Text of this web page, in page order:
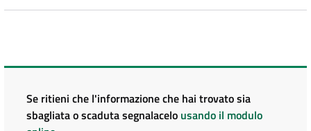
Se ritieni che l'informazione che hai trovato sia
sbagliata o scaduta segnalacelo usando il modulo